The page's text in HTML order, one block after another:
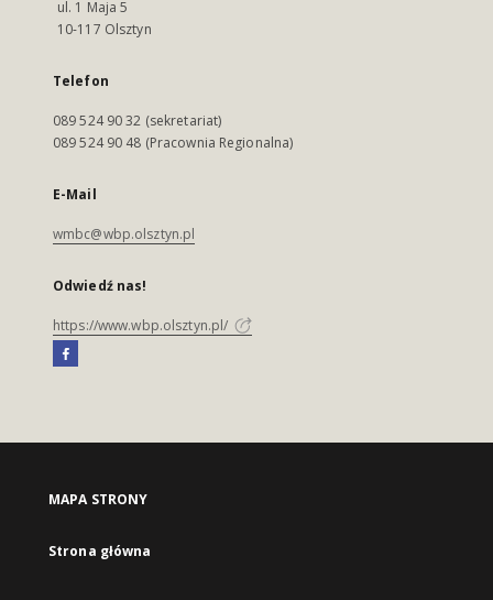
ul. 1 Maja 5
10-117 Olsztyn
Telefon
089 524 90 32 (sekretariat)
089 524 90 48 (Pracownia Regionalna)
E-Mail
wmbc@wbp.olsztyn.pl
Odwiedź nas!
https://www.wbp.olsztyn.pl/
MAPA STRONY
Strona główna